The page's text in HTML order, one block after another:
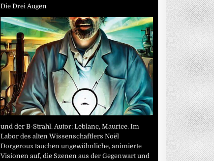
Die Drei Augen
und der B-Strahl. Autor: Leblanc, Maurice. Im
Labor des alten Wissenschaftlers Noël
Dorgeroux tauchen ungewöhnliche, animierte
Visionen auf, die Szenen aus der Gegenwart und